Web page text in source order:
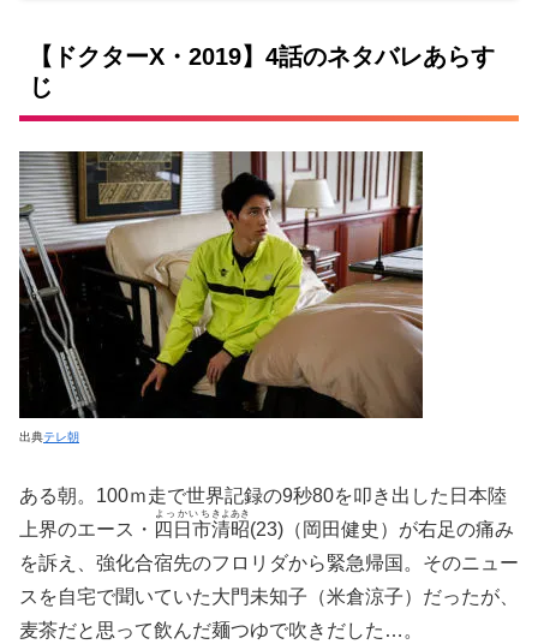
【ドクターX・2019】4話のネタバレあらす
じ
出典テレ朝
ある朝。100ｍ走で世界記録の9秒80を叩き出した日本陸
上界のエース・ 四日市
よっかいち
清昭
きよあき
(23)（岡田健史）が右足の痛み
を訴え、強化合宿先のフロリダから緊急帰国。そのニュー
スを自宅で聞いていた大門未知子（米倉涼子）だったが、
麦茶だと思って飲んだ麺つゆで吹きだした…。